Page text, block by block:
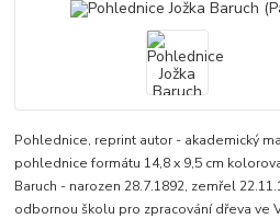
Pohlednice, reprint autor - akademický
pohlednice formátu 14,8 x 9,5 cm
Baruch - narozen 28.7.1892, zemřel
odbornou školu pro zpracování dřeva ve